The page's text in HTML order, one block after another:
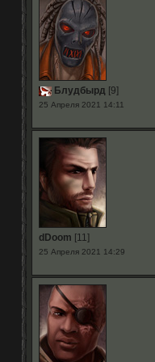
Блудбырд[9]
25 Апреля 2021 14:11
dDoom [11]
25 Апреля 2021 14:29